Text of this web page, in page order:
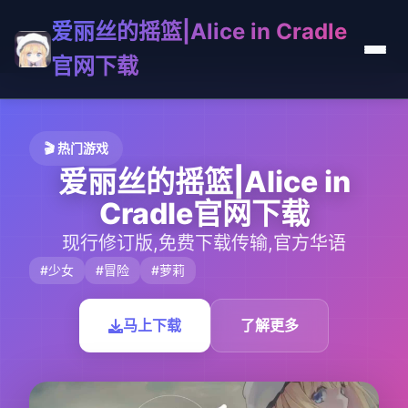
爱丽丝的摇篮|Alice in Cradle
官网下载
🎬 热门游戏
爱丽丝的摇篮|Alice in
Cradle官网下载
现行修订版,免费下载传输,官方华语
#少女 #冒险 #萝莉
马上下载 了解更多